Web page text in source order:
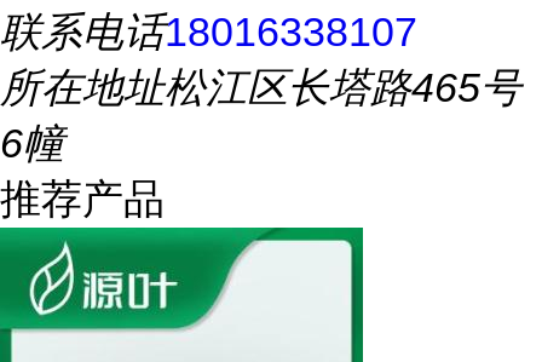
联系电话18016338107
所在地址松江区长塔路465号
6幢
推荐产品